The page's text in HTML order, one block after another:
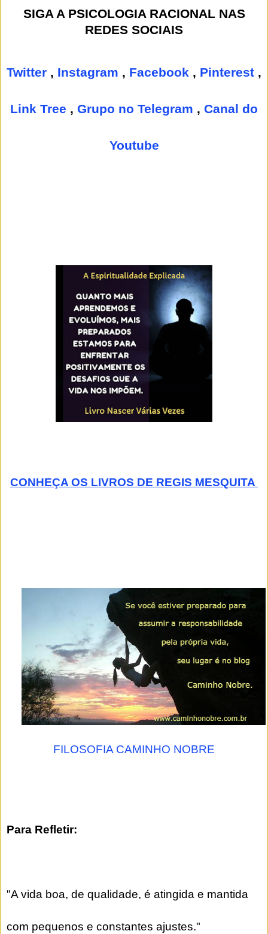
SIGA A PSICOLOGIA RACIONAL NAS
REDES SOCIAIS
Twitter , Instagram , Facebook , Pinterest ,
Link Tree , Grupo no Telegram , Canal do
Youtube
CONHEÇA OS LIVROS DE REGIS MESQUITA
FILOSOFIA CAMINHO NOBRE
Para Refletir:
"A vida boa, de qualidade, é atingida e mantida
com pequenos e constantes ajustes."